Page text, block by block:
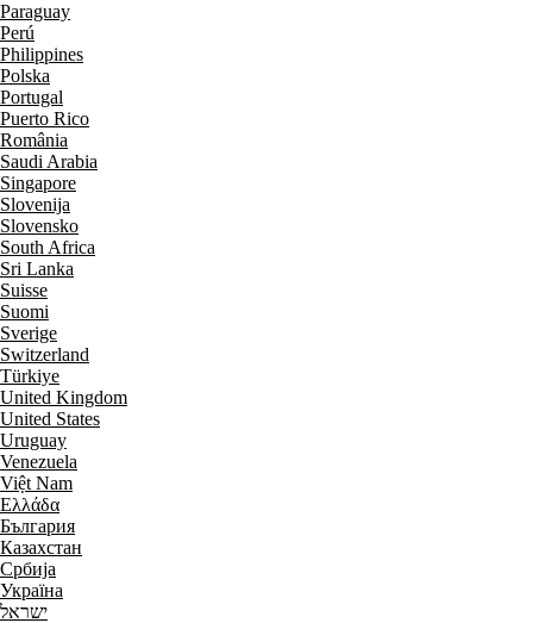
Paraguay
Perú
Philippines
Polska
Portugal
Puerto Rico
România
Saudi Arabia
Singapore
Slovenija
Slovensko
South Africa
Sri Lanka
Suisse
Suomi
Sverige
Switzerland
Türkiye
United Kingdom
United States
Uruguay
Venezuela
Việt Nam
Ελλάδα
България
Казахстан
Србија
Україна
ישראל